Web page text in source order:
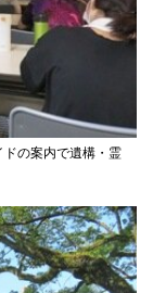
の案内で遺構・霊